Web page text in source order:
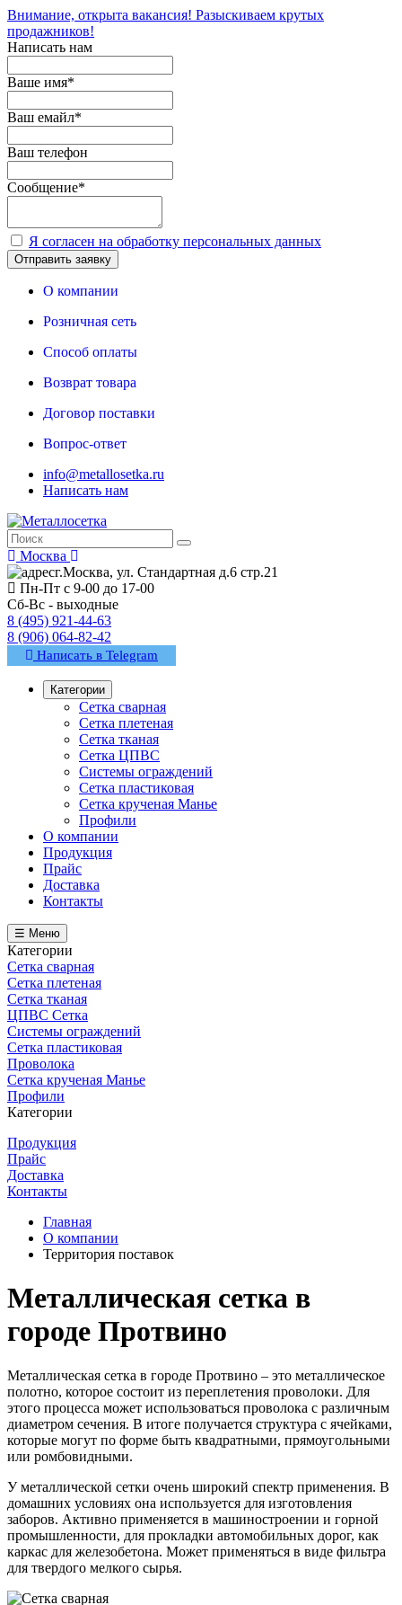
Внимание, открыта вакансия! Разыскиваем крутых
продажников!
Написать нам
Ваше имя*
Ваш емайл*
Ваш телефон
Сообщение*
Я согласен на обработку персональных данных
Отправить заявку
О компании
Розничная сеть
Способ оплаты
Возврат товара
Договор поставки
Вопрос-ответ
info@metallosetka.ru
Написать нам
Москва
г.Москва, ул. Стандартная д.6 стр.21
Пн-Пт с 9-00 до 17-00
Сб-Вс - выходные
8 (495) 921-44-63
8 (906) 064-82-42
Написать в Telegram
Категории
Сетка сварная
Сетка плетеная
Сетка тканая
Сетка ЦПВС
Системы ограждений
Сетка пластиковая
Сетка крученая Манье
Профили
О компании
Продукция
Прайс
Доставка
Контакты
☰ Меню
Категории
Сетка сварная
Сетка плетеная
Сетка тканая
ЦПВС Сетка
Системы ограждений
Сетка пластиковая
Проволока
Сетка крученая Манье
Профили
Категории
Продукция
Прайс
Доставка
Контакты
Главная
О компании
Территория поставок
Металлическая сетка в
городе Протвино
Металлическая сетка в городе Протвино – это металлическое
полотно, которое состоит из переплетения проволоки. Для
этого процесса может использоваться проволока с различным
диаметром сечения. В итоге получается структура с ячейками,
которые могут по форме быть квадратными, прямоугольными
или ромбовидными.
У металлической сетки очень широкий спектр применения. В
домашних условиях она используется для изготовления
заборов. Активно применяется в машиностроении и горной
промышленности, для прокладки автомобильных дорог, как
каркас для железобетона. Может применяться в виде фильтра
для твердого мелкого сырья.